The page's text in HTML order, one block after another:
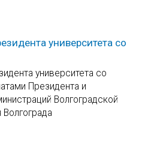
университета со
университета со
Президента и
Волгоградской
Волгограда